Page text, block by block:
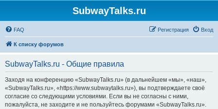
SubwayTalks.ru
FAQ Вход
Регистрация
К списку форумов
SubwayTalks.ru - Общие правила
Заходя на конференцию «SubwayTalks.ru» (в дальнейшем «мы», «наш»,
«SubwayTalks.ru», «https://www.subwaytalks.ru»), вы подтверждаете своё
согласие со следующими условиями. Если вы не согласны с ними,
пожалуйста, не заходите и не пользуйтесь форумами «SubwayTalks.ru».